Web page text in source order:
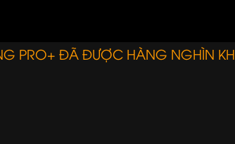
PRO+ ĐÃ ĐƯỢC HÀNG NGHÌN